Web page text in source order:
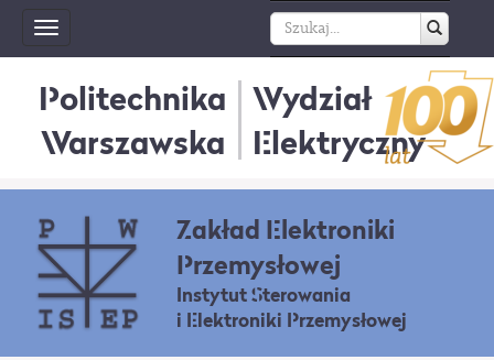
Toggle
navigation
Politechnika
Warszawska
Wydział
Elektryczny
Zakład Elektroniki
Przemysłowej
Instytut Sterowania
i Elektroniki Przemysłowej